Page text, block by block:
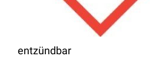
entzündbar